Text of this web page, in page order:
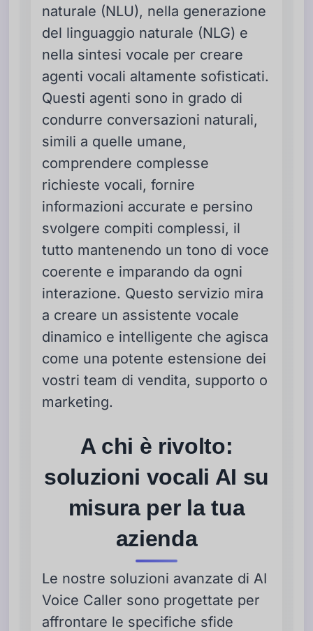
naturale (NLU), nella generazione
del linguaggio naturale (NLG) e
nella sintesi vocale per creare
agenti vocali altamente sofisticati.
Questi agenti sono in grado di
condurre conversazioni naturali,
simili a quelle umane,
comprendere complesse
richieste vocali, fornire
informazioni accurate e persino
svolgere compiti complessi, il
tutto mantenendo un tono di voce
coerente e imparando da ogni
interazione. Questo servizio mira
a creare un assistente vocale
dinamico e intelligente che agisca
come una potente estensione dei
vostri team di vendita, supporto o
marketing.
A chi è rivolto:
soluzioni vocali AI su
misura per la tua
azienda
Le nostre soluzioni avanzate di AI
Voice Caller sono progettate per
affrontare le specifiche sfide